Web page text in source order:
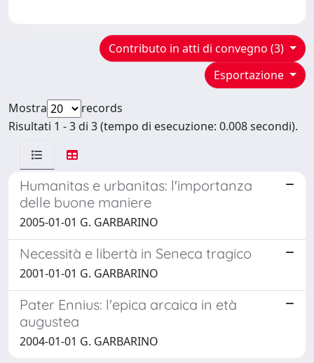
Contributo in atti di convegno (3)
Esportazione
Mostra
records
Risultati 1 - 3 di 3 (tempo di esecuzione: 0.008 secondi).
Humanitas e urbanitas: l'importanza
delle buone maniere
2005-01-01 G. GARBARINO
Necessità e libertà in Seneca tragico
2001-01-01 G. GARBARINO
Pater Ennius: l'epica arcaica in età
augustea
2004-01-01 G. GARBARINO